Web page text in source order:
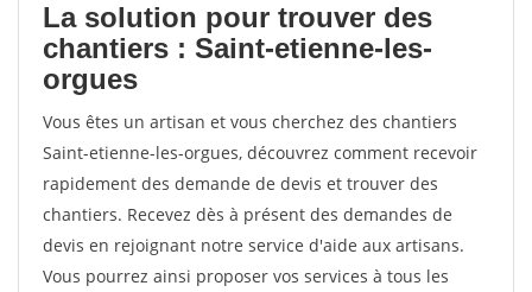
La solution pour trouver des
chantiers : Saint-etienne-les-
orgues
Vous êtes un artisan et vous cherchez des chantiers
Saint-etienne-les-orgues, découvrez comment recevoir
rapidement des demande de devis et trouver des
chantiers. Recevez dès à présent des demandes de
devis en rejoignant notre service d'aide aux artisans.
Vous pourrez ainsi proposer vos services à tous les